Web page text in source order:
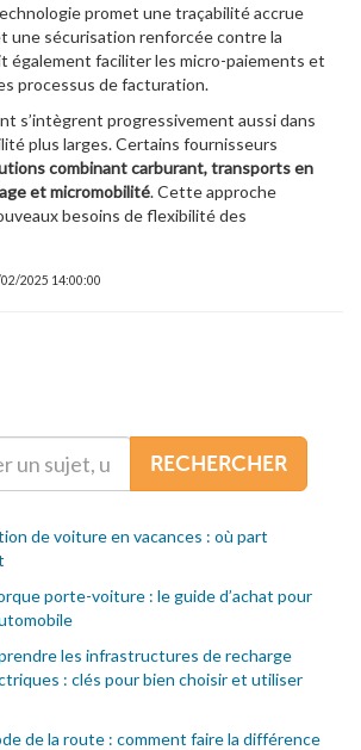
promet une traçabilité accrue
une sécurisation renforcée contre la
également faciliter les micro-paiements et
processus de facturation.
s’intègrent progressivement aussi dans
plus larges. Certains fournisseurs
combinant carburant, transports en
et micromobilité. Cette approche
besoins de flexibilité des
2025 14:00:00
RECHERCHER
de voiture en vacances : où part
porte-voiture : le guide d’achat pour
les infrastructures de recharge
: clés pour bien choisir et utiliser
de la route : comment faire la différence